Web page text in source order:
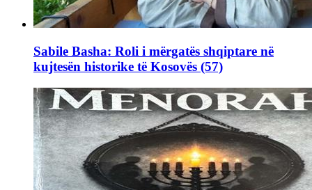
Sabile Basha: Roli i mërgatës shqiptare në
kujtesën historike të Kosovës (57)